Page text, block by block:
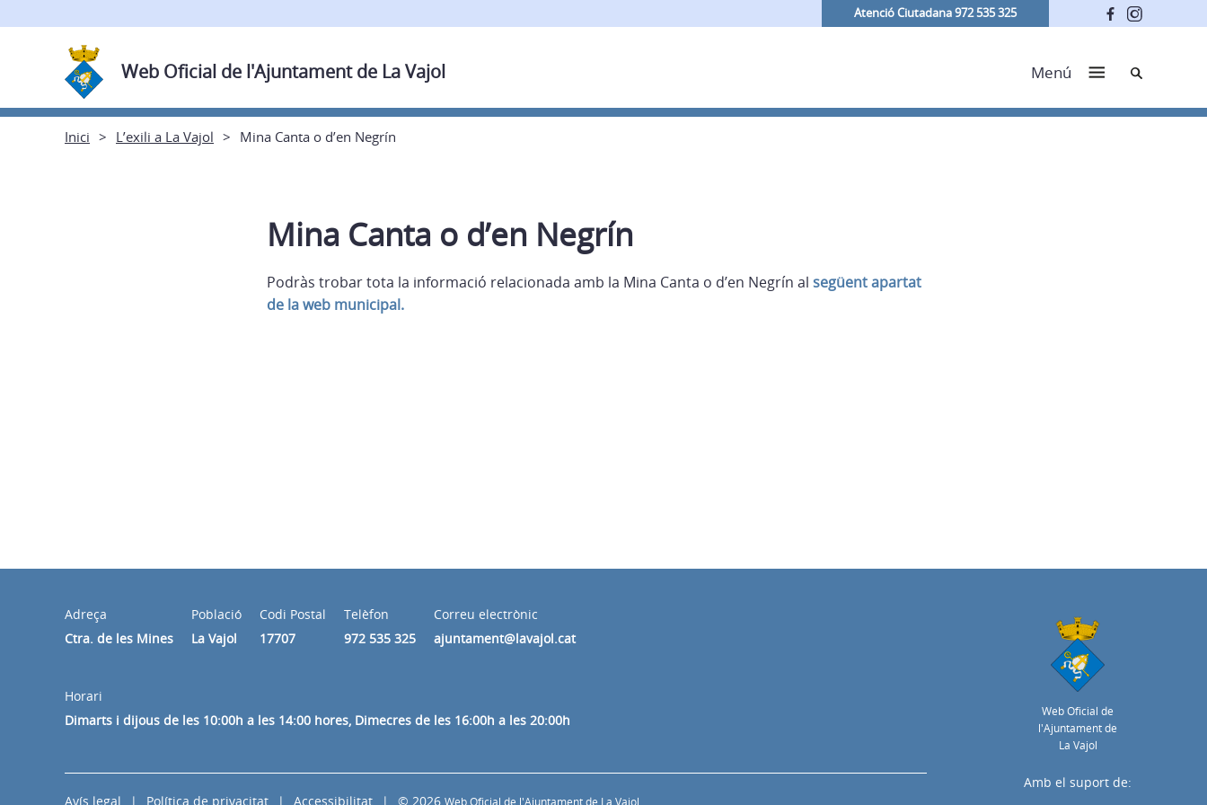
Atenció Ciutadana 972 535 325
Web Oficial de l'Ajuntament de La Vajol Menú Cerca
Inici L’exili a La Vajol Mina Canta o d’en Negrín
Mina Canta o d’en Negrín
Podràs trobar tota la informació relacionada amb la Mina Canta o d’en Negrín al següent apartat
de la web municipal.
Adreça
Ctra. de les Mines
Població
La Vajol
Codi Postal
17707
Telèfon
972 535 325
Correu electrònic
ajuntament@lavajol.cat
Horari
Dimarts i dijous de les 10:00h a les 14:00 hores, Dimecres de les 16:00h a les 20:00h
Web Oficial de
l'Ajuntament de
La Vajol
Avís legal Política de privacitat Accessibilitat © 2026
Amb el suport de: